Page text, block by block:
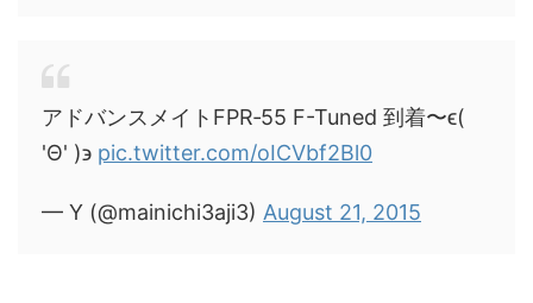
アドバンスメイトFPR‐55 F-Tuned 到着〜ϵ(
'Θ' )϶ pic.twitter.com/oICVbf2Bl0
— Y (@mainichi3aji3) August 21, 2015